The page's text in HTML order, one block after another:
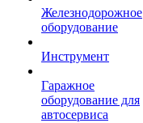
Железнодорожное
оборудование
Инструмент
Гаражное
оборудование для
автосервиса